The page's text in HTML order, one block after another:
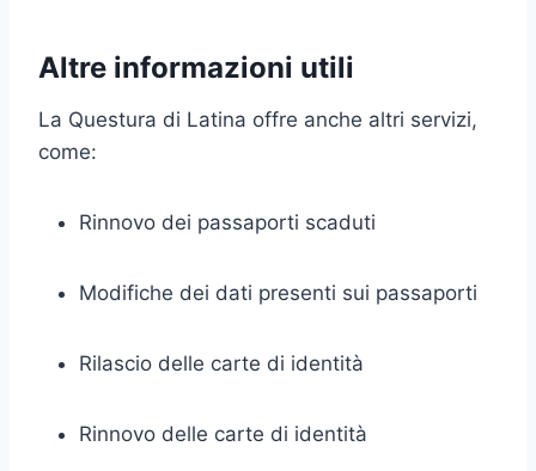
Altre informazioni utili
La Questura di Latina offre anche altri servizi,
come:
Rinnovo dei passaporti scaduti
Modifiche dei dati presenti sui passaporti
Rilascio delle carte di identità
Rinnovo delle carte di identità